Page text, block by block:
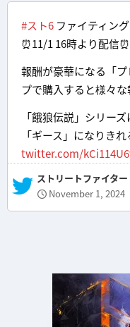
#スト6 ファイティン
⏰11/1 16時より配信⏰
報酬が豪華になる「
プで購入すると様々
「餓狼伝説」シリー
「ギース」になりき
twitter.com/
— ストリートファイ
November 1, 2024